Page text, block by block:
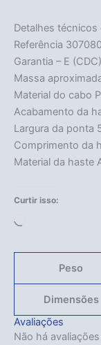
Detalhes
Referência
Garantia – E
Massa
Material do cabo
Acabamento da
Largura da ponta
Comprimento da
Material da haste
Curtir isso:
Peso
Dimensões
Avaliações
Não há